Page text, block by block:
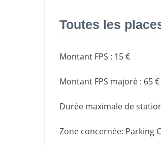
Toutes les
Montant FPS : 15 €
Montant FPS majoré : 65 €
Durée maximale de
Zone concernée: Parking